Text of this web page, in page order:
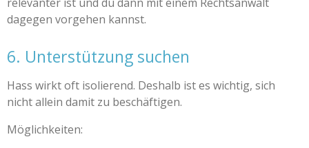
dagegen vorgehen kannst.
6. Unterstützung suchen
Hass wirkt oft isolierend. Deshalb ist es wichtig, sich
nicht allein damit zu beschäftigen.
Möglichkeiten: